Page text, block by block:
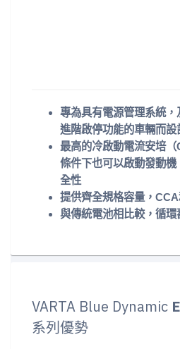
專為具有電源管理系統
進階啟停功能的車輛而設
最高的冷啟動電流安培
條件下也可以啟動發動
全性
提供齊全規格容量，
與傳統電池相比較，循環
VARTA Blue Dynamic
系列優勢